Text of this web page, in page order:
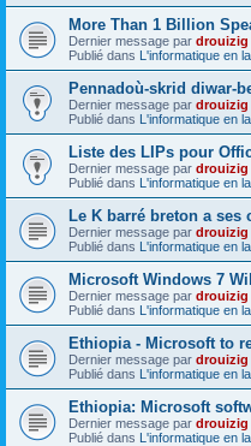
More Than 1 Billion
Dernier message par drouizig
Publié dans L'informatique en
Pennadoù-skrid diwar-
Dernier message par drouizig
Publié dans L'informatique en
Liste des LIPs pour
Dernier message par drouizig
Publié dans L'informatique en
Le K barré breton a ses
Dernier message par drouizig
Publié dans L'informatique en
Microsoft Windows 7
Dernier message par drouizig
Publié dans L'informatique en
Ethiopia - Microsoft to
Dernier message par drouizig
Publié dans L'informatique en
Ethiopia: Microsoft
Dernier message par drouizig
Publié dans L'informatique en